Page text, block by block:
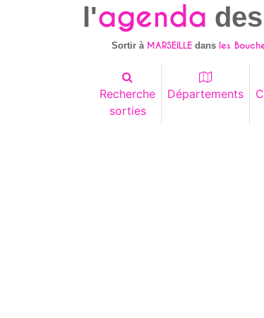
l'agenda
Sortir à MARSEILLE dans les
Recherche
sorties
Départements